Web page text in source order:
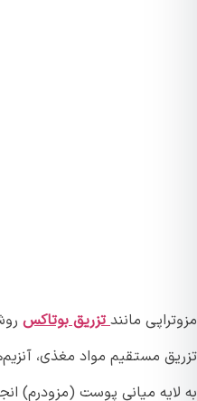
مانندتزریق بوتاکسروشی
مستقیم مواد مغذی،
میانی پوست (مزودرم)